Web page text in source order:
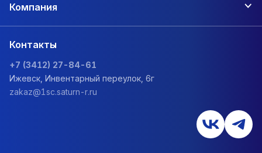
Компания
Контакты
+7 (3412) 27-84-61
Ижевск, Инвентарный переулок, 6г
zakaz@1sc.saturn-r.ru